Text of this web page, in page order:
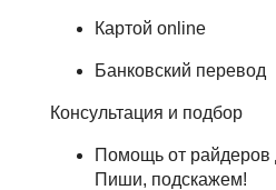
Картой online
Банковский перевод
Консультация и подбор
Помощь от райдеров
Пиши, подскажем!